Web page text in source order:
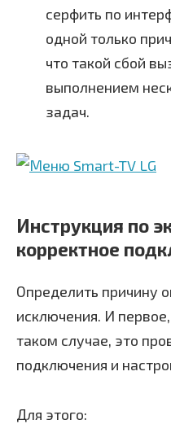
серфить по
одной только
что такой сбой
выполнением
задач.
Инструкция по
корректное
Определить причину
исключения. И
таком случае, это
подключения и
Для этого: